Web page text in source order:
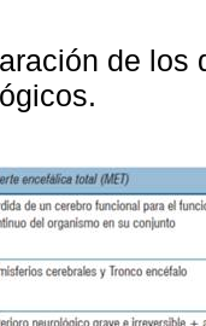
de los